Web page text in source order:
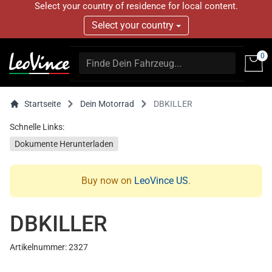
Select your country of residence for local content.
Select your country
0
Startseite Dein Motorrad DBKILLER
Schnelle Links:
Dokumente Herunterladen
Buy now on LeoVince US.
DBKILLER
Artikelnummer: 2327